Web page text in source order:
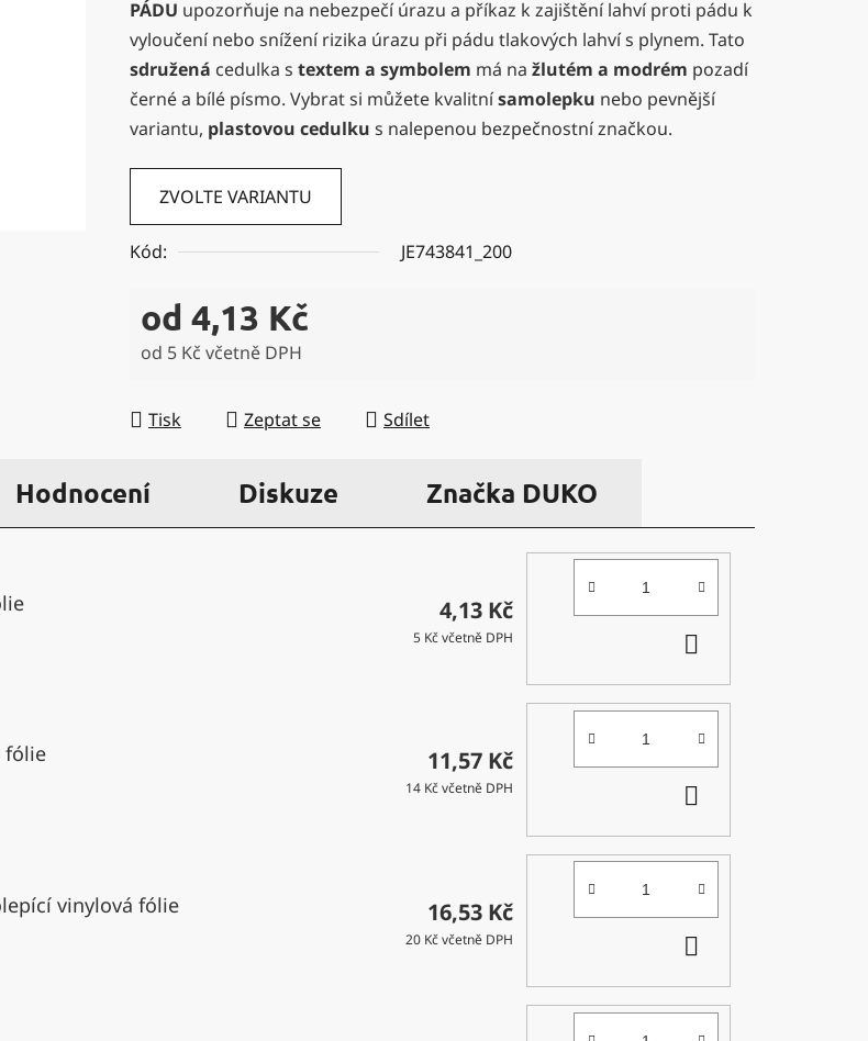
0,0
z
5
hvězdiček.
PÁDU upozorňuje na nebezpečí úrazu a příkaz k zajištění lahví proti pádu k
vyloučení nebo snížení rizika úrazu při pádu tlakových lahví s plynem. Tato
sdružená cedulka s textem a symbolem má na žlutém a modrém pozadí
černé a bílé písmo. Vybrat si můžete kvalitnísamolepku nebo pevnější
variantu, plastovou cedulku s nalepenou bezpečnostní značkou.
ZVOLTE VARIANTU
Kód: JE743841_200
od 4,13 Kč
od 5 Kč včetně DPH
Tisk
Zeptat se Sdílet
Hodnocení Diskuze Značka DUKO
4,13 Kč
5 Kč včetně DPH
KOŠÍKU
fólie 11,57 Kč
14 Kč včetně DPH
KOŠÍKU
vinylová fólie 16,53 Kč
20 Kč včetně DPH
KOŠÍKU